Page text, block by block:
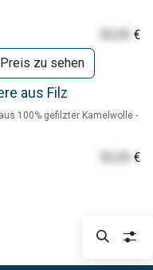
€
zu sehen
aus Filz
100% gefilzter Kamelwolle -
€